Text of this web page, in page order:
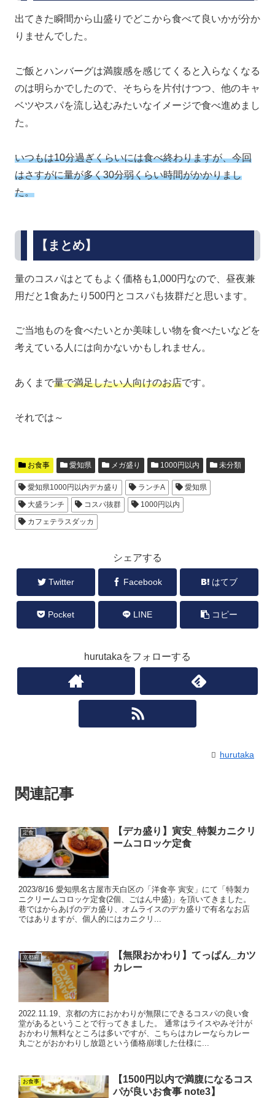
出てきた瞬間から山盛りでどこから食べて良いかが分か
りませんでした。
ご飯とハンバーグは満腹感を感じてくると入らなくなる
のは明らかでしたので、そちらを片付けつつ、他のキャ
ベツやスパを流し込むみたいなイメージで食べ進めまし
た。
いつもは10分過ぎくらいには食べ終わりますが、今回
はさすがに量が多く30分弱くらい時間がかかりまし
た。
【まとめ】
量のコスパはとてもよく価格も1,000円なので、昼夜兼
用だと1食あたり500円とコスパも抜群だと思います。
ご当地ものを食べたいとか美味しい物を食べたいなどを
考えている人には向かないかもしれません。
あくまで量で満足したい人向けのお店です。
それでは～
お食事 愛知県 メガ盛り 1000円以内 未分類
愛知県1000円以内デカ盛り ランチA
愛知県
大盛ランチ
コスパ抜群
1000円以内
カフェテラスダッカ
シェアする
Twitter Facebook はてブ
Pocket LINE コピー
hurutakaをフォローする
hurutaka
関連記事
定食
【デカ盛り】寅安_特製カニクリ
ームコロッケ定食
2023/8/16 愛知県名古屋市天白区の「洋食亭 寅安」にて「特製カ
ニクリームコロッケ定食(2個、ごはん中盛)」を頂いてきました。
巷ではからあげのデカ盛り、オムライスのデカ盛りで有名なお店
ではありますが、個人的にはカニクリ...
京都府
【無限おかわり】てっぱん_カツ
カレー
2022.11.19、京都の方におかわりが無限にできるコスパの良い食
堂があるということで行ってきました。 通常はライスやみそ汁が
おかわり無料なところは多いですが、こちらはカレーならカレー
丸ごとがおかわりし放題という価格崩壊した仕様に...
お食事
【1500円以内で満腹になるコス
パが良いお食事 note3】